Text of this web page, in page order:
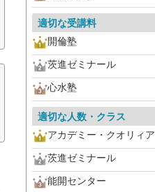
適切な受講料
開倫塾
茨進ゼミナール
心水塾
適切な人数・クラス
アカデミー・クオリィア
茨進ゼミナール
能開センター